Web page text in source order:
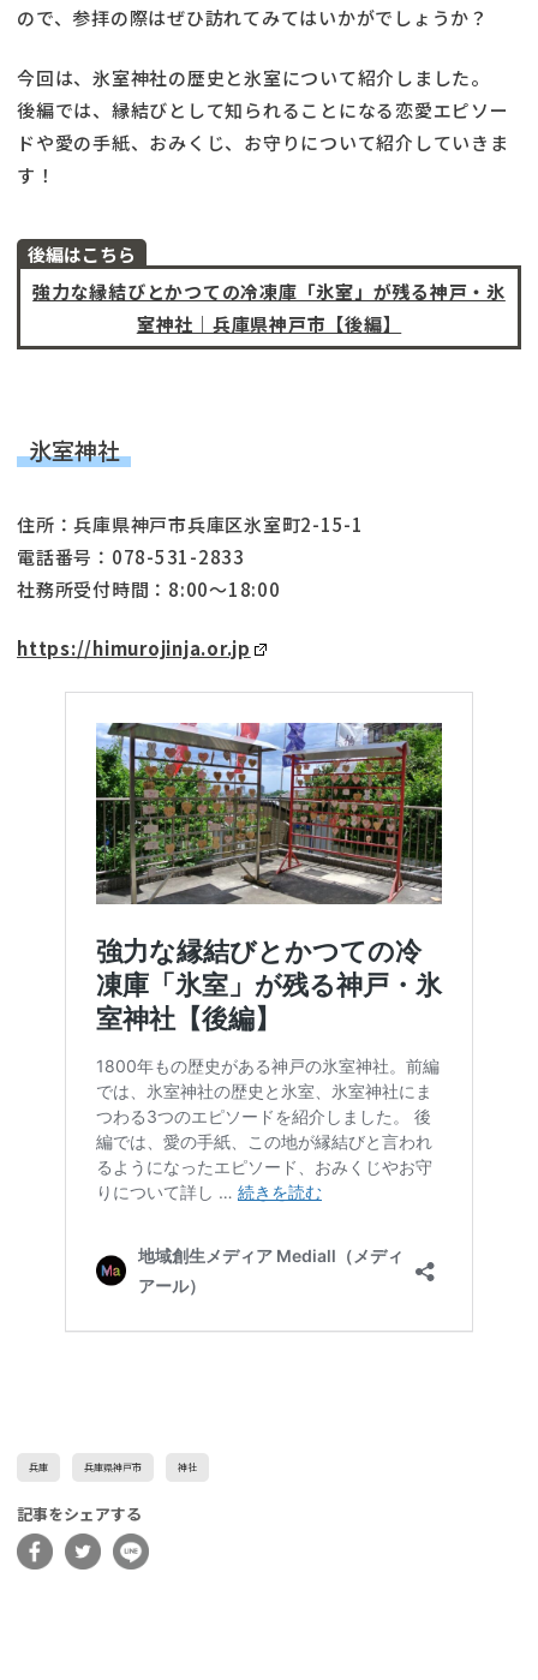
ので、参拝の際はぜひ訪れてみてはいかがでしょうか？
今回は、氷室神社の歴史と氷室について紹介しました。
後編では、縁結びとして知られることになる恋愛エピソー
ドや愛の手紙、おみくじ、お守りについて紹介していきま
す！
後編はこちら
強力な縁結びとかつての冷凍庫「氷室」が残る神戸・氷
室神社｜兵庫県神戸市【後編】
氷室神社
住所：兵庫県神戸市兵庫区氷室町2-15-1
電話番号：078-531-2833
社務所受付時間：8:00～18:00
https://himurojinja.or.jp
兵庫 兵庫県神戸市 神社
記事をシェアする